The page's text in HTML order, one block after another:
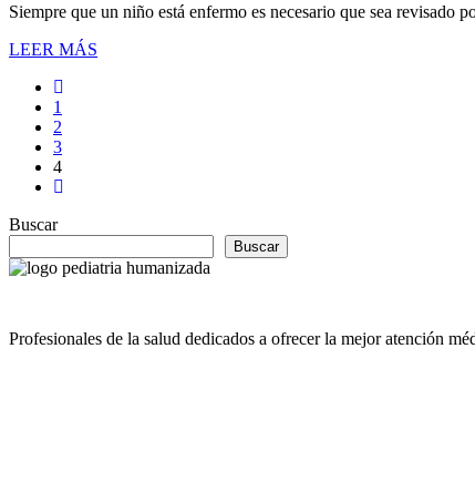
Siempre que un niño está enfermo es necesario que sea
LEER MÁS
1
2
3
4
Buscar
Buscar
Profesionales de la salud dedicados a ofrecer la mejor atención